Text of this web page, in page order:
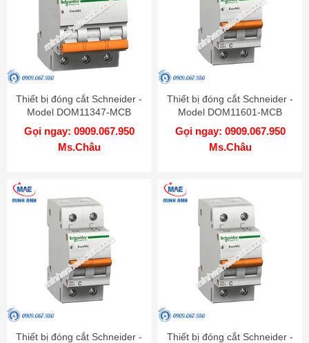
Thiết bị đóng cắt Schneider -
Model DOM11347-MCB
Gọi ngay: 0909.067.950
Ms.Châu
Thiết bị đóng cắt Schneider -
Model DOM11601-MCB
Gọi ngay: 0909.067.950
Ms.Châu
Thiết bị đóng cắt Schneider -
Thiết bị đóng cắt Schneider -